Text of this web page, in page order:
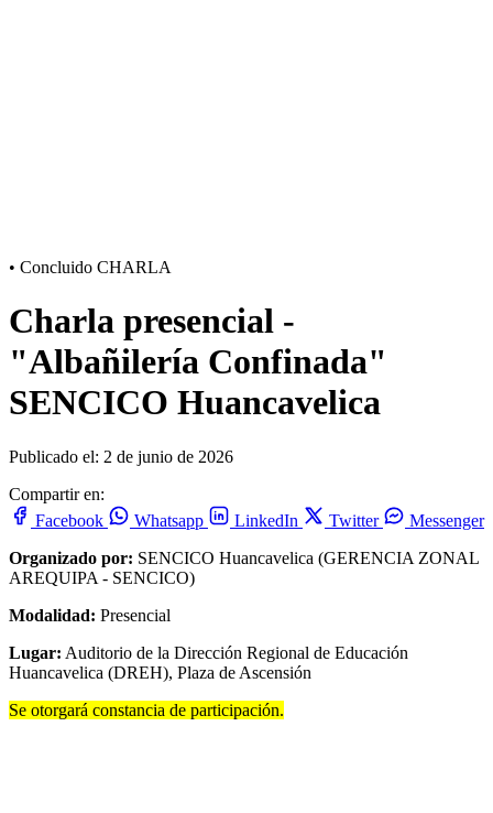
• Concluido CHARLA
Charla presencial -
"Albañilería Confinada"
SENCICO Huancavelica
Publicado el: 2 de junio de 2026
Compartir en:
Facebook
Whatsapp LinkedIn Twitter
Messenger
Organizado por: SENCICO Huancavelica (GERENCIA ZONAL
AREQUIPA - SENCICO)
Modalidad: Presencial
Lugar: Auditorio de la Dirección Regional de Educación
Huancavelica (DREH), Plaza de Ascensión
Se otorgará constancia de participación.